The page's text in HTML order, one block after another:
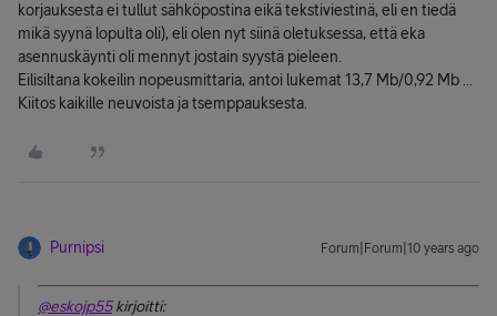
korjauksesta ei tullut sähköpostina eikä tekstiviestinä, eli en tiedä
mikä syynä lopulta oli), eli olen nyt siinä oletuksessa, että eka
asennuskäynti oli mennyt jostain syystä pieleen.
Eilisiltana kokeilin nopeusmittaria, antoi lukemat 13,7 Mb/0,92 Mb ...
Kiitos kaikille neuvoista ja tsemppauksesta.
Purnipsi Forum|Forum|10 years ago
@eskojp55kirjoitti: